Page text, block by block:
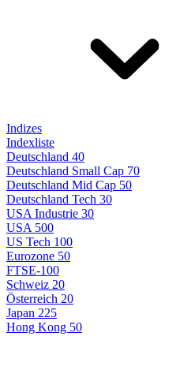
Indizes
Indexliste
Deutschland 40
Deutschland Small Cap 70
Deutschland Mid Cap 50
Deutschland Tech 30
USA Industrie 30
USA 500
US Tech 100
Eurozone 50
FTSE-100
Schweiz 20
Österreich 20
Japan 225
Hong Kong 50